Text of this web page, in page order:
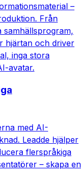
–
Från
samhällsprogram,
hjärtan och driver
inga stora
avatar.
med AI-
Leadde hjälper
flerspråkiga
– skapa en